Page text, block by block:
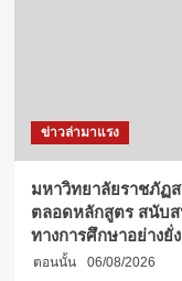
ข่าวล่ามาแรง
มหาวิทยาลัยราชภัฏ
ตลอดหลักสูตร สนับส
ทางการศึกษาอย่างยั่
ตอนนั้น 06/08/2026